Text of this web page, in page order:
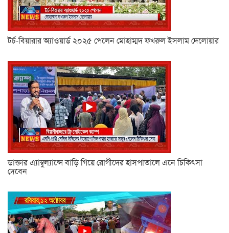
টর্চ-বিয়ারার অ্যাওয়ার্ড ২০২৫ পেলেন মোহাম্মদ ফখরুল ইসলাম দেলোয়ার
ডাক্তার এ্যাম্বুল্যান্সে বাড়ি গিয়ে রোগীদের হাসপাতালে এনে চিকিৎসা
দেবেন